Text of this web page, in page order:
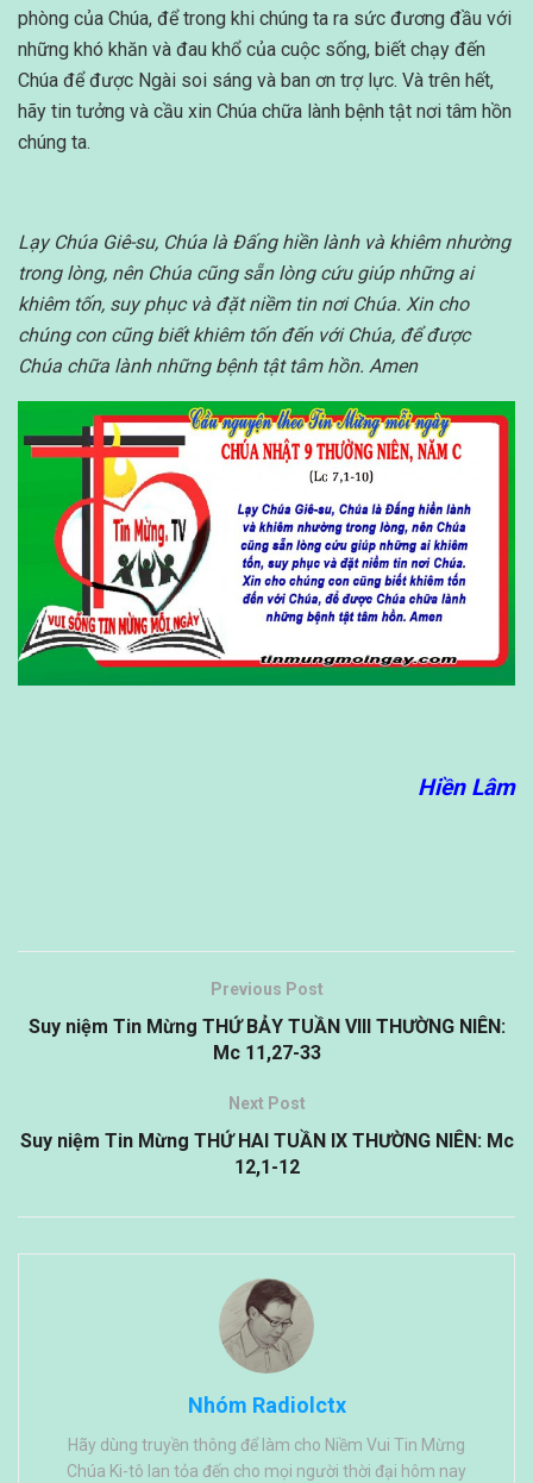
phòng của Chúa, để trong khi chúng ta ra sức đương đầu với
những khó khăn và đau khổ của cuộc sống, biết chạy đến
Chúa để được Ngài soi sáng và ban ơn trợ lực. Và trên hết,
hãy tin tưởng và cầu xin Chúa chữa lành bệnh tật nơi tâm hồn
chúng ta.
Lạy Chúa Giê-su, Chúa là Đấng hiền lành và khiêm nhường
trong lòng, nên Chúa cũng sẵn lòng cứu giúp những ai
khiêm tốn, suy phục và đặt niềm tin nơi Chúa. Xin cho
chúng con cũng biết khiêm tốn đến với Chúa, để được
Chúa chữa lành những bệnh tật tâm hồn. Amen
Hiền Lâm
Previous Post
Suy niệm Tin Mừng THỨ BẢY TUẦN VIII THƯỜNG NIÊN:
Mc 11,27-33
Next Post
Suy niệm Tin Mừng THỨ HAI TUẦN IX THƯỜNG NIÊN: Mc
12,1-12
Nhóm Radiolctx
Hãy dùng truyền thông để làm cho Niềm Vui Tin Mừng
Chúa Ki-tô lan tỏa đến cho mọi người thời đại hôm nay